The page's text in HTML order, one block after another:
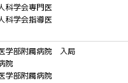
科学会専門医
科学会指導医
学部附属病院 入局
院
学部附属病院